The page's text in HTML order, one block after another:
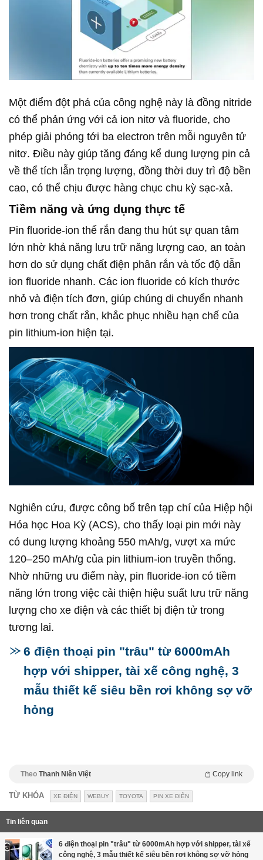
Một điểm đột phá của công nghệ này là đồng nitride
có thể phản ứng với cả ion nitơ và fluoride, cho
phép giải phóng tới ba electron trên mỗi nguyên tử
nitơ. Điều này giúp tăng đáng kể dung lượng pin cả
về thể tích lẫn trọng lượng, đồng thời duy trì độ bền
cao, có thể chịu được hàng chục chu kỳ sạc-xả.
Tiềm năng và ứng dụng thực tế
Pin fluoride-ion thể rắn đang thu hút sự quan tâm
lớn nhờ khả năng lưu trữ năng lượng cao, an toàn
hơn do sử dụng chất điện phân rắn và tốc độ dẫn
ion fluoride nhanh. Các ion fluoride có kích thước
nhỏ và điện tích đơn, giúp chúng di chuyển nhanh
hơn trong chất rắn, khắc phục nhiều hạn chế của
pin lithium-ion hiện tại.
Nghiên cứu, được công bố trên tạp chí của Hiệp hội
Hóa học Hoa Kỳ (ACS), cho thấy loại pin mới này
có dung lượng khoảng 550 mAh/g, vượt xa mức
120–250 mAh/g của pin lithium-ion truyền thống.
Nhờ những ưu điểm này, pin fluoride-ion có tiềm
năng lớn trong việc cải thiện hiệu suất lưu trữ năng
lượng cho xe điện và các thiết bị điện tử trong
tương lai.
6 điện thoại pin "trâu" từ 6000mAh
hợp với shipper, tài xế công nghệ, 3
mẫu thiết kế siêu bền rơi không sợ vỡ
hỏng
Theo Thanh Niên Việt Copy link
TỪ KHÓA XE ĐIỆN WEBUY TOYOTA PIN XE ĐIỆN
Tin liên quan
6 điện thoại pin "trâu" từ 6000mAh hợp với shipper, tài xế
công nghệ, 3 mẫu thiết kế siêu bền rơi không sợ vỡ hỏng